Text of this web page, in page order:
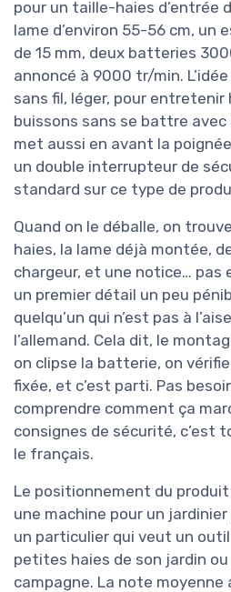
pour un taille-haies d’entrée
lame d’environ 55-56 cm, un
de 15 mm, deux batteries
annoncé à 9000 tr/min.
sans fil, léger, pour
buissons sans se battre avec
met aussi en avant la
un double interrupteur de
standard sur ce type de
Quand on le déballe, on
haies, la lame déjà montée,
chargeur, et une notice… pas
un premier détail un peu
quelqu’un qui n’est pas à
l’allemand. Cela dit, le
on clipse la batterie, on
fixée, et c’est parti. Pas
comprendre comment ça
consignes de sécurité, c’est
le français.
Le positionnement du produit
une machine pour un
un particulier qui veut un
petites haies de son jardin ou
campagne. La note moyenne